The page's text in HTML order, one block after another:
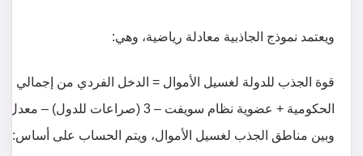
ويعتمد نموذج الجاذبية معادلة رياضية، وهي:
وبين مناطق الجذب لغسيل الأموال، ويتم الحساب على أساس: